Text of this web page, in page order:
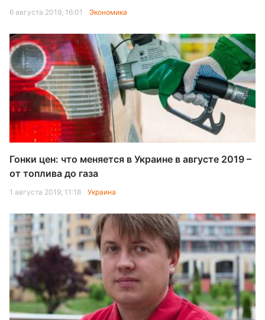
6 августа 2019, 16:01 Экономика
Гонки цен: что меняется в Украине в августе 2019 –
от топлива до газа
1 августа 2019, 11:18 Украина